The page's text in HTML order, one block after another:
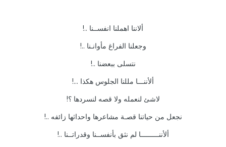
ألاننا اهملنا انفســنا ..!
وجعلنا الفراغ مأوانـنا ..!
نتسلى ببعضنا ..!
ألأننـــا مللنا الجلوس هكذا ...!
لاشئ لنعمله ولا قصه لنسردها ؟!
نجعل من حياتنا قصـة مشاعرها واحداثها زائفه ..!
ألأننـــــــــا لم نثق بأنفســنا وقدراتــنا ..!